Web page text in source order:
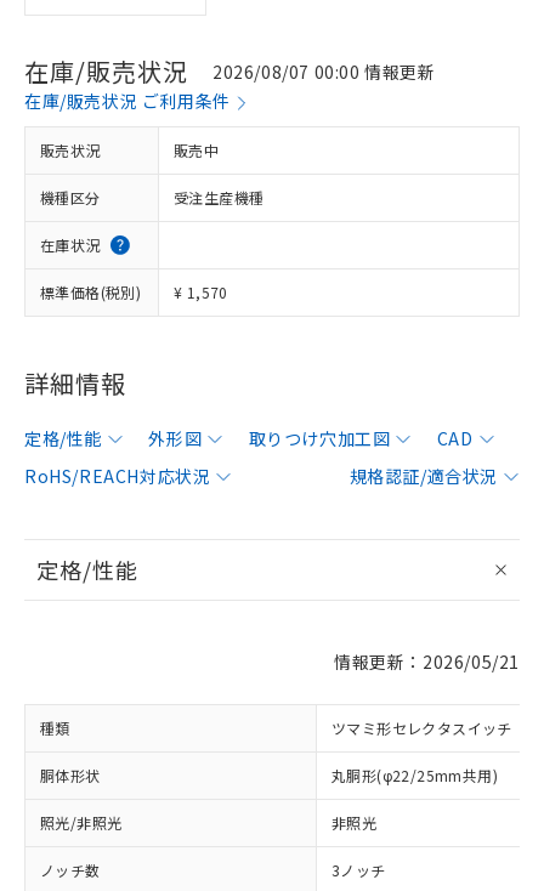
在庫/販売状況
2026/08/07 00:00 情報更新
在庫/販売状況 ご利用条件
販売状況 販売中
機種区分 受注生産機種
在庫状況
標準価格(税別) ¥ 1,570
詳細情報
定格/性能 外形図 取りつけ穴加工図
CAD
RoHS/REACH対応状況
規格認証/適合状況
定格/性能
情報更新：2026/05/21
種類 ツマミ形セレクタスイッチ
胴体形状 丸胴形(φ22/25mm共用)
照光/非照光 非照光
ノッチ数 3ノッチ